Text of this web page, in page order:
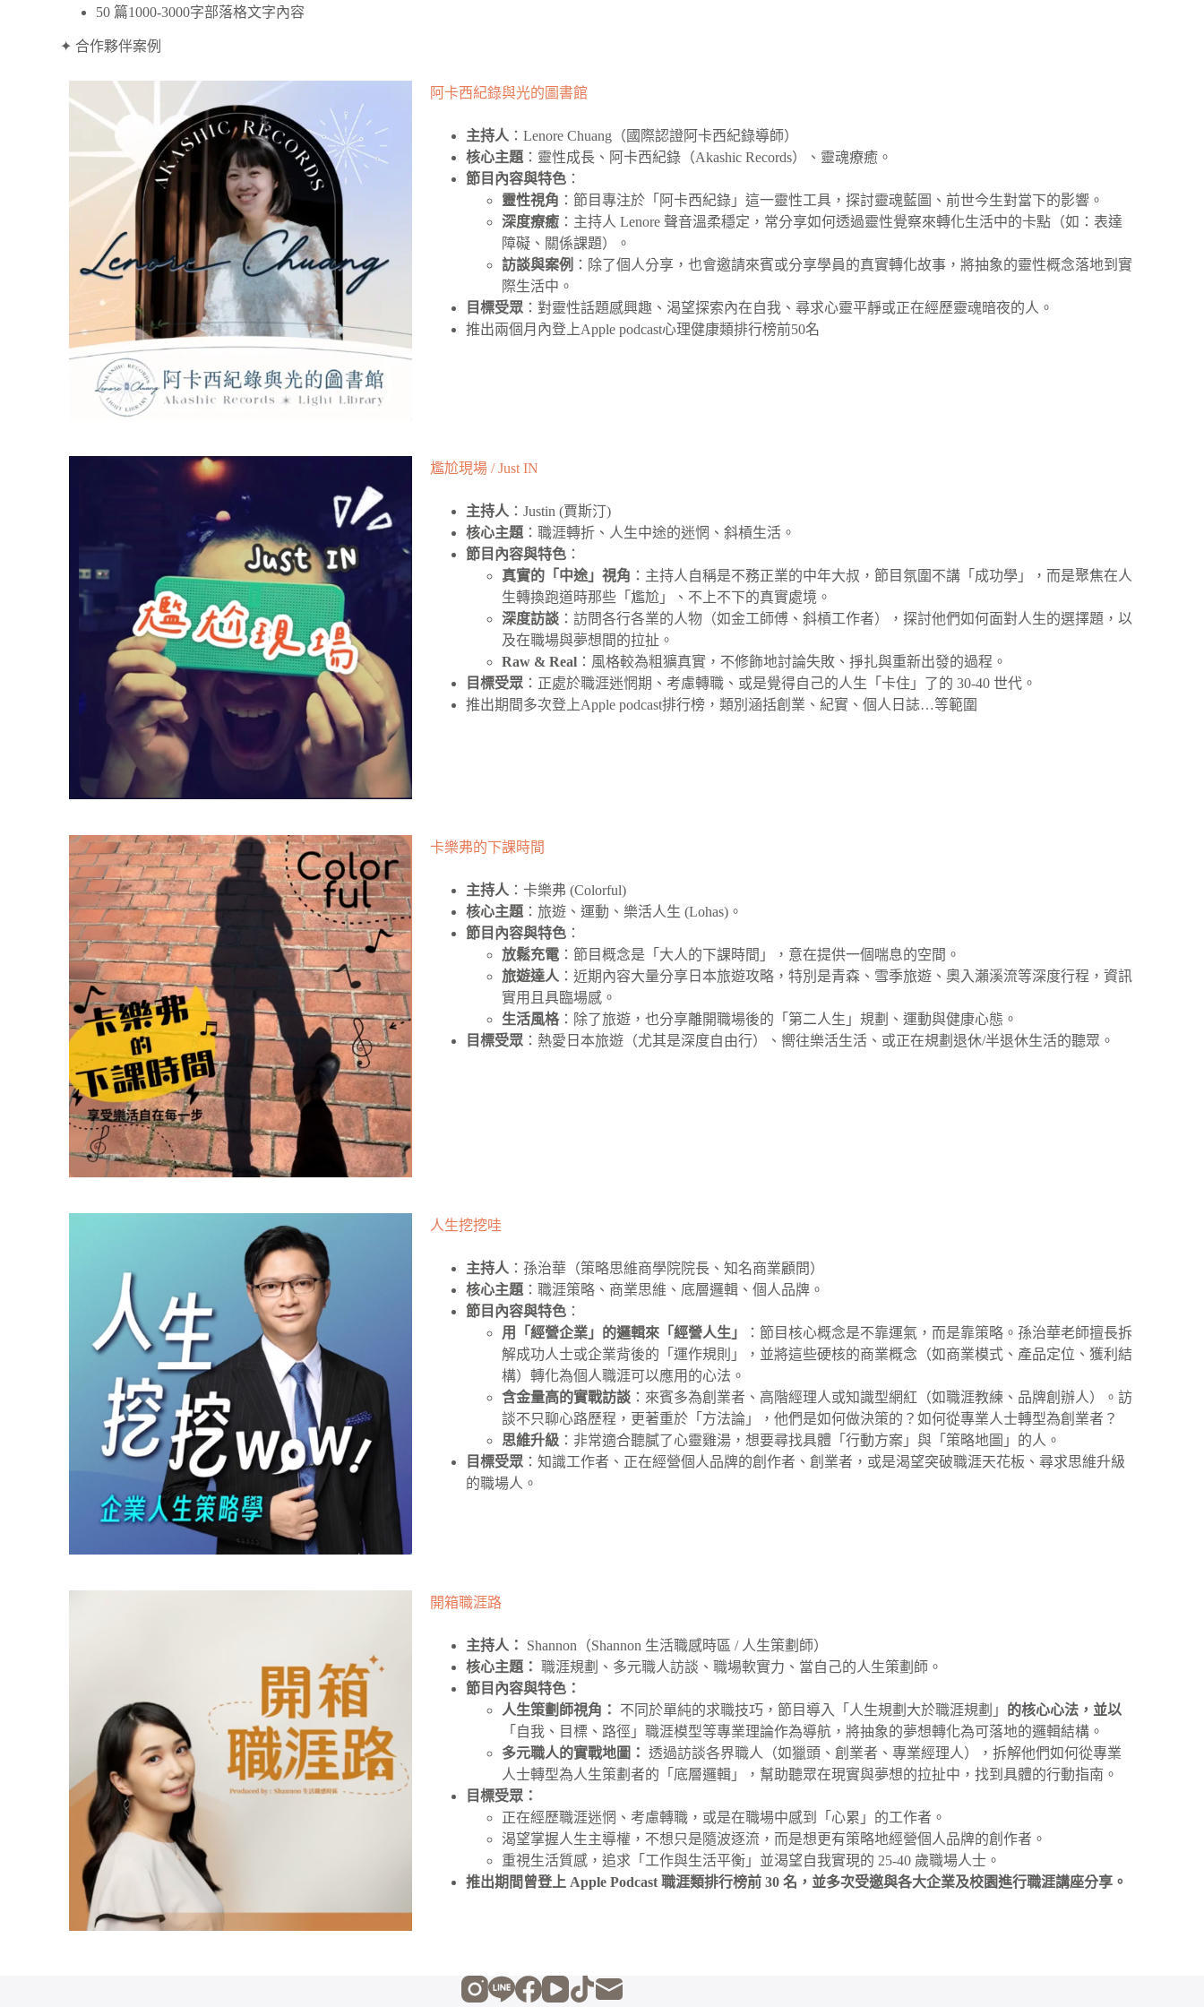
50 篇1000-3000字部落格文字內容
✦ 合作夥伴案例
阿卡西紀錄與光的圖書館
主持人 ：Lenore Chuang（國際認證阿卡西紀錄導師）
核心主題 ：靈性成長、阿卡西紀錄（Akashic Records）、靈魂療癒。
節目內容與特色 ：
靈性視角 ：節目專注於「阿卡西紀錄」這一靈性工具，探討靈魂藍圖、前世今生對當下的影響。
深度療癒 ：主持人 Lenore 聲音溫柔穩定，常分享如何透過靈性覺察來轉化生活中的卡點（如：表達
障礙、關係課題）。
訪談與案例 ：除了個人分享，也會邀請來賓或分享學員的真實轉化故事，將抽象的靈性概念落地到實
際生活中。
目標受眾 ：對靈性話題感興趣、渴望探索內在自我、尋求心靈平靜或正在經歷靈魂暗夜的人。
推出兩個月內登上Apple podcast心理健康類排行榜前50名
尷尬現場 / Just IN
主持人 ：Justin (賈斯汀)
核心主題 ：職涯轉折、人生中途的迷惘、斜槓生活。
節目內容與特色 ：
真實的「中途」視角 ：主持人自稱是不務正業的中年大叔，節目氛圍不講「成功學」，而是聚焦在人
生轉換跑道時那些「尷尬」、不上不下的真實處境。
深度訪談 ：訪問各行各業的人物（如金工師傅、斜槓工作者），探討他們如何面對人生的選擇題，以
及在職場與夢想間的拉扯。
Raw & Real ：風格較為粗獷真實，不修飾地討論失敗、掙扎與重新出發的過程。
目標受眾 ：正處於職涯迷惘期、考慮轉職、或是覺得自己的人生「卡住」了的 30-40 世代。
推出期間多次登上Apple podcast排行榜，類別涵括創業、紀實、個人日誌…等範圍
卡樂弗的下課時間
主持人 ：卡樂弗 (Colorful)
核心主題 ：旅遊、運動、樂活人生 (Lohas)。
節目內容與特色 ：
放鬆充電 ：節目概念是「大人的下課時間」，意在提供一個喘息的空間。
旅遊達人 ：近期內容大量分享日本旅遊攻略，特別是青森、雪季旅遊、奧入瀨溪流等深度行程，資訊
實用且具臨場感。
生活風格：除了旅遊，也分享離開職場後的「第二人生」規劃、運動與健康心態。
目標受眾 ：熱愛日本旅遊（尤其是深度自由行）、嚮往樂活生活、或正在規劃退休/半退休生活的聽眾。
人生挖挖哇
主持人 ：孫治華（策略思維商學院院長、知名商業顧問）
核心主題 ：職涯策略、商業思維、底層邏輯、個人品牌。
節目內容與特色 ：
用「經營企業」的邏輯來「經營人生」
：節目核心概念是不靠運氣，而是靠策略。孫治華老師擅長拆
解成功人士或企業背後的「運作規則」，並將這些硬核的商業概念（如商業模式、產品定位、獲利結
構）轉化為個人職涯可以應用的心法。
含金量高的實戰訪談 ：來賓多為創業者、高階經理人或知識型網紅（如職涯教練、品牌創辦人）。訪
談不只聊心路歷程，更著重於「方法論」，他們是如何做決策的？如何從專業人士轉型為創業者？
思維升級 ：非常適合聽膩了心靈雞湯，想要尋找具體「行動方案」與「策略地圖」的人。
目標受眾 ：知識工作者、正在經營個人品牌的創作者、創業者，或是渴望突破職涯天花板、尋求思維升級
的職場人。
開箱職涯路
主持人：
Shannon（Shannon 生活職感時區 / 人生策劃師）
核心主題： 職涯規劃、多元職人訪談、職場軟實力、當自己的人生策劃師。
節目內容與特色：
人生策劃師視角：
不同於單純的求職技巧，節目導入「人生規劃大於職涯規劃」 的核心心法，並以
「自我、目標、路徑」職涯模型等專業理論作為導航，將抽象的夢想轉化為可落地的邏輯結構。
多元職人的實戰地圖： 透過訪談各界職人（如獵頭、創業者、專業經理人），拆解他們如何從專業
人士轉型為人生策劃者的「底層邏輯」，幫助聽眾在現實與夢想的拉扯中，找到具體的行動指南。
目標受眾：
正在經歷職涯迷惘、考慮轉職，或是在職場中感到「心累」的工作者。
渴望掌握人生主導權，不想只是隨波逐流，而是想更有策略地經營個人品牌的創作者。
重視生活質感，追求「工作與生活平衡」並渴望自我實現的 25-40 歲職場人士。
推出期間曾登上 Apple Podcast 職涯類排行榜前 30 名，並多次受邀與各大企業及校園進行職涯講座分享。